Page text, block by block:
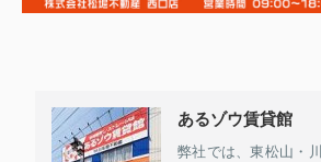
あるゾウ賃貸館
弊社では、東松山・